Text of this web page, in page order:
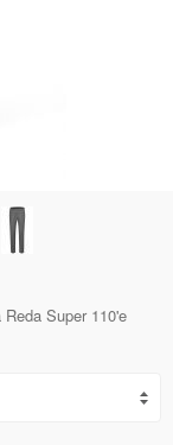
Super 110'e